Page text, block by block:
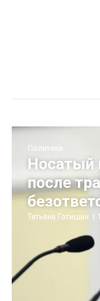
Политика
Носатый
после
Татьяна Готишан |